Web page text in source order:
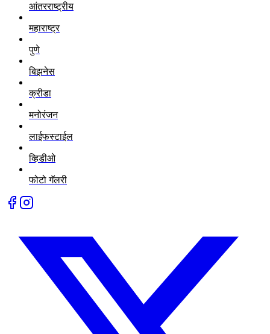
आंतरराष्ट्रीय
महाराष्ट्र
पुणे
बिझनेस
क्रीडा
मनोरंजन
लाईफस्टाईल
व्हिडीओ
फोटो गॅलरी